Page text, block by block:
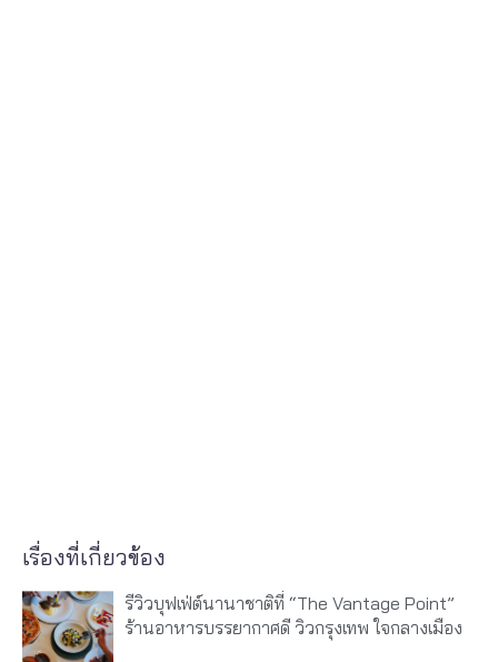
เรื่องที่เกี่ยวข้อง
รีวิวบุฟเฟ่ต์นานาชาติที่ “The Vantage Point”
ร้านอาหารบรรยากาศดี วิวกรุงเทพ ใจกลางเมือง